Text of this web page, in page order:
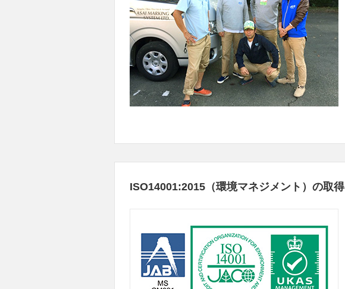
ISO14001:2015（環境マネジメント）の取得